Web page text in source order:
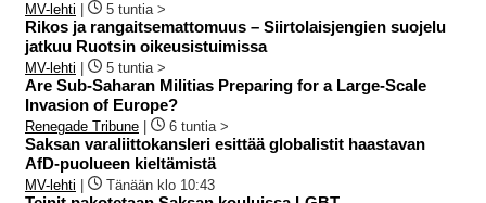
MV-lehti 5 tuntia >
Rikos ja rangaitsemattomuus – Siirtolaisjengien suojelu
jatkuu Ruotsin oikeusistuimissa
MV-lehti 5 tuntia >
Are Sub-Saharan Militias Preparing for a Large-Scale
Invasion of Europe?
Renegade Tribune 6 tuntia >
Saksan varaliittokansleri esittää globalistit haastavan
AfD-puolueen kieltämistä
MV-lehti Tänään klo 10:43